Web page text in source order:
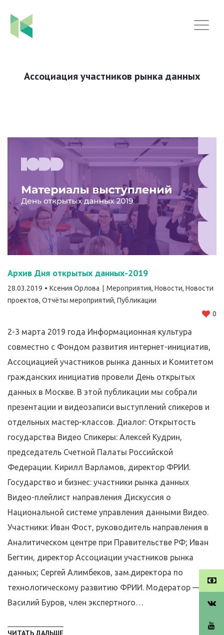
Ассоциация участников рынка данных
Архив Дня открытых данных-2019
28.03.2019 Ксения Орлова Мероприятия, Новости, Новости
проектов, Отчёты мероприятий, Публикации
0
2-3 марта 2019 года Информационная культура
совместно с Фондом развития интернет-инициатив,
Ассоциацией участников рынка данных и Комитетом
гражданских инициатив провели День открытых
данных в Москве. В этой публикации мы собрали
презентации и видеозаписи выступлений спикеров и
отдельных мастер-классов. Диалог: Открытость
государства Видео Спикеры: Алексей Кудрин,
председатель Счетной Палаты Российской
Федерации. Кирилл Варламов, директор ФРИИ.
Государство и бизнес: участники рынка данных
Видео-плейлист направления Дискуссия о
Национальной системе управления данными Видео.
Участники: Иван Фост, руководитель направления в
Аналитическом центре при Правительстве РФ; Иван
Бегтин, директор Ассоциации участников рынка
данных; Сергей Алимбеков, зам.директора по
технологическому развитию ФРИИ. Модератор —
Василий Буров, член экспертного…
ЧИТАТЬ ДАЛЬШЕ